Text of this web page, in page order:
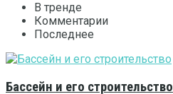
В тренде
Комментарии
Последнее
Бассейн и его строительство